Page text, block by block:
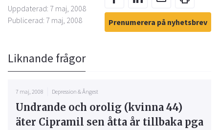
Uppdaterad: 7 maj, 2008
Publicerad: 7 maj, 2008
Prenumerera på nyhetsbrev
Liknande frågor
7 maj, 2008 Depression & Ångest
Undrande och orolig (kvinna 44)
äter Cipramil sen åtta år tillbaka pga